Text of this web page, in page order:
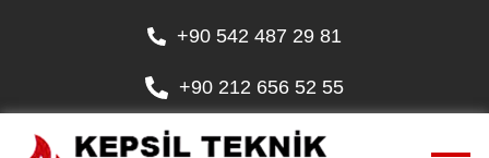
+90 542 487 29 81
+90 212 656 52 55